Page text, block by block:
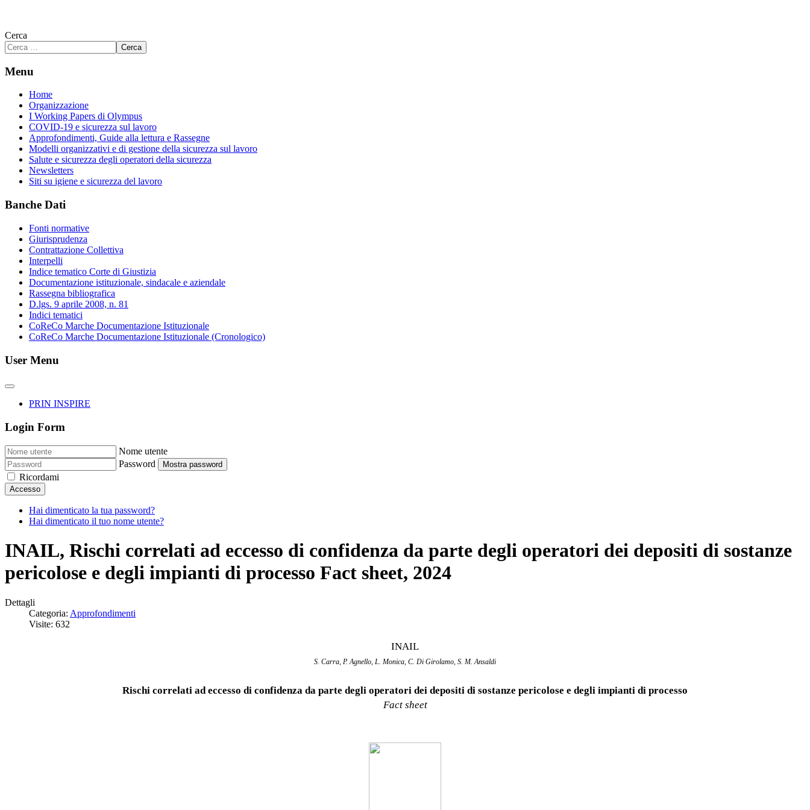
Cerca
Cerca
Menu
Home
Organizzazione
I Working Papers di Olympus
COVID-19 e sicurezza sul lavoro
Approfondimenti, Guide alla lettura e Rassegne
Modelli organizzativi e di gestione della sicurezza sul lavoro
Salute e sicurezza degli operatori della sicurezza
Newsletters
Siti su igiene e sicurezza del lavoro
Banche Dati
Fonti normative
Giurisprudenza
Contrattazione Collettiva
Interpelli
Indice tematico Corte di Giustizia
Documentazione istituzionale, sindacale e aziendale
Rassegna bibliografica
D.lgs. 9 aprile 2008, n. 81
Indici tematici
CoReCo Marche Documentazione Istituzionale
CoReCo Marche Documentazione Istituzionale (Cronologico)
User Menu
PRIN INSPIRE
Login Form
Nome utente
Password
Mostra password
Ricordami
Accesso
Hai dimenticato la tua password?
Hai dimenticato il tuo nome utente?
INAIL, Rischi correlati ad eccesso di confidenza da parte degli operatori dei depositi di sostanze
pericolose e degli impianti di processo Fact sheet, 2024
Dettagli
Categoria: Approfondimenti
Visite: 632
INAIL
S. Carra, P. Agnello, L. Monica, C. Di Girolamo, S. M. Ansaldi
Rischi correlati ad eccesso di confidenza da parte degli operatori dei depositi di sostanze pericolose e degli impianti di processo
Fact sheet